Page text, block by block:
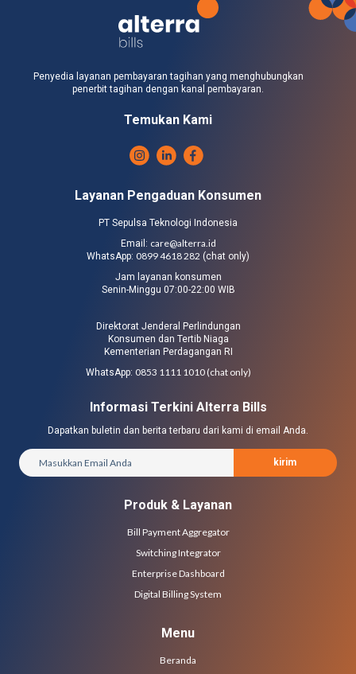
Penyedia layanan pembayaran tagihan yang menghubungkan
penerbit tagihan dengan kanal pembayaran.
Temukan Kami
Layanan Pengaduan Konsumen
PT Sepulsa Teknologi Indonesia
Email: care@alterra.id
WhatsApp: 0899 4618 282 (chat only)
Jam layanan konsumen
Senin-Minggu 07:00-22:00 WIB
Direktorat Jenderal Perlindungan
Konsumen dan Tertib Niaga
Kementerian Perdagangan RI
WhatsApp: 0853 1111 1010 (chat only)
Informasi Terkini Alterra Bills
Dapatkan buletin dan berita terbaru dari kami di email Anda.
kirim
Produk & Layanan
Bill Payment Aggregator
Switching Integrator
Enterprise Dashboard
Digital Billing System
Menu
Beranda